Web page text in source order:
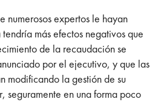
numerosos expertos le hayan
más efectos negativos que
de la recaudación se
por el ejecutivo, y que las
modificando la gestión de su
seguramente en una forma poco